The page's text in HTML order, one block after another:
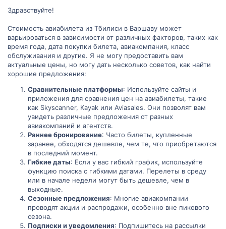
Здравствуйте!
Стоимость авиабилета из Тбилиси в Варшаву может
варьироваться в зависимости от различных факторов, таких как
время года, дата покупки билета, авиакомпания, класс
обслуживания и другие. Я не могу предоставить вам
актуальные цены, но могу дать несколько советов, как найти
хорошие предложения:
Сравнительные платформы: Используйте сайты и
приложения для сравнения цен на авиабилеты, такие
как Skyscanner, Kayak или Aviasales. Они позволят вам
увидеть различные предложения от разных
авиакомпаний и агентств.
Раннее бронирование: Часто билеты, купленные
заранее, обходятся дешевле, чем те, что приобретаются
в последний момент.
Гибкие даты: Если у вас гибкий график, используйте
функцию поиска с гибкими датами. Перелеты в среду
или в начале недели могут быть дешевле, чем в
выходные.
Сезонные предложения: Многие авиакомпании
проводят акции и распродажи, особенно вне пикового
сезона.
Подписки и уведомления: Подпишитесь на рассылки